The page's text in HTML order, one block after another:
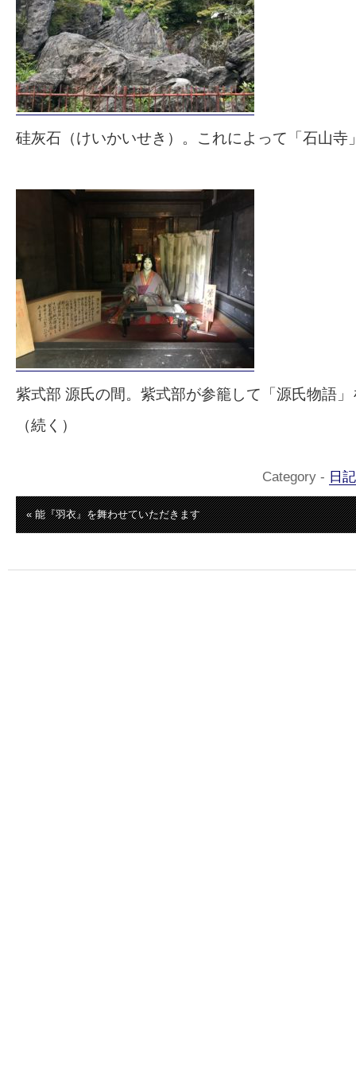
硅灰石（けいかいせき）。これによって「石山寺
紫式部 源氏の間。紫式部が参籠して「源氏物語
（続く）
Category - 日記
« 能『羽衣』を舞わせていただきます